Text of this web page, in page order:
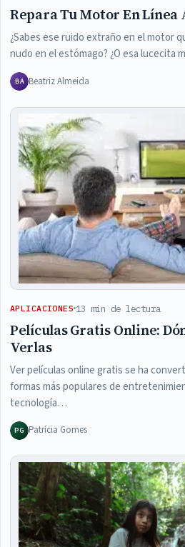
Repara Tu Motor En Línea
¿Sabes ese ruido extraño en el motor
nudo en el estómago? ¿O esa lucecita
BA Beatriz Almeida
APLICACIONES 13 min de lectura
Películas Gratis Online:
Verlas
Ver películas online gratis se ha
formas más populares de
tecnología…
PG Patrícia Gomes